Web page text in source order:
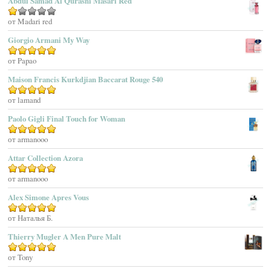
Aedes De Venustas
Aerin Lauder
Aether
Affinessence
Afnan Perfumes
Agatha Ruiz De La Prada
Agatho Parfum
Agent Provocateur
Agnes B
Agonist
Ahjaar
Aigner
Aj Arabia (Widian)
Ajmal
Akro
Al Hamatt
Оценка
1
из
5
от Madari red
Giorgio Armani My Way
Оценка5
от Papao
Maison Francis Kurkdjian Baccarat Rouge 540
Оценка5из 5
от lamand
Paolo Gigli Final Touch for Woman
Оценка5из 5
от armanooo
Attar Collection Azora
Оценка5из 5
от armanooo
Alex Simone Apres Vous
Оценка5из 5
от Наталья Б.
Thierry Mugler A Men Pure Malt
Оценка
от Tony